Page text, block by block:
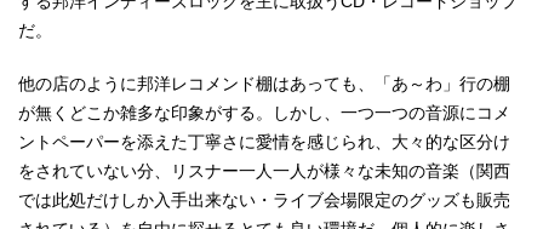
だ。
他の店のように邦洋レコメンド棚はあっても、「あ～わ」行の棚
が無くどこか雑多な印象がする。しかし、一つ一つの音源にコメ
ントペーパーを添えた丁寧さに愛情を感じられ、大々的な区分け
をされていない分、リスナー一人一人が様々な未知の音楽（関西
では此処だけしか入手出来ない・ライブ会場限定のグッズも販売